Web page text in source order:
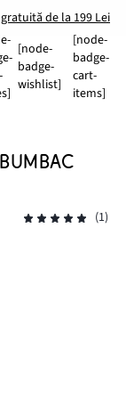
de la 199 Lei
[node-
badge-
wishlist]
[node-
badge-
cart-
items]
(1)